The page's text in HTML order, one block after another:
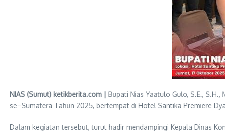
NIAS (Sumut) ketikberita.com | Bupati Nias Yaatulo Gulo, S.E.,
se–Sumatera Tahun 2025, bertempat di Hotel Santika Premiere
Dalam kegiatan tersebut, turut hadir mendampingi Kepala Dinas